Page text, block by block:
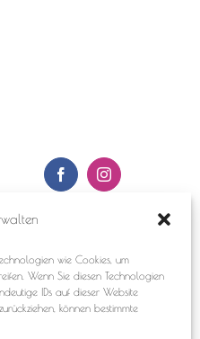
wie Cookies, um
Wenn Sie diesen Technologien
IDs auf dieser Website
können bestimmte
FacebookInstagram